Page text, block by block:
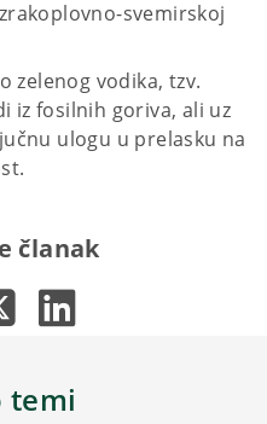
svemirskoj
zelenog vodika, tzv.
iz fosilnih goriva, ali uz
ulogu u prelasku na
članak
temi